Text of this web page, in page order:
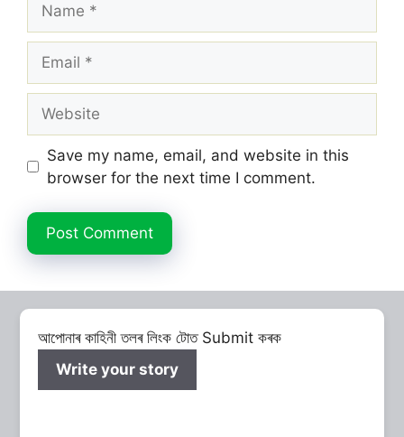
Save my name, email, and website in this
browser for the next time I comment.
আপোনাৰ কাহিনী তলৰ লিংক টোত Submit কৰক
Write your story